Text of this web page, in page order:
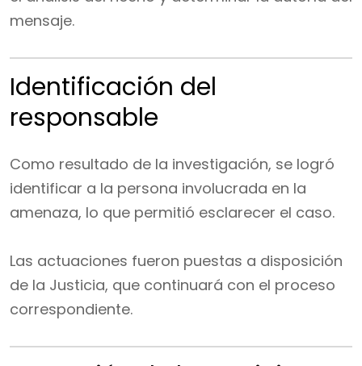
mensaje.
Identificación del
responsable
Como resultado de la investigación, se logró
identificar a la persona involucrada en la
amenaza, lo que permitió esclarecer el caso.
Las actuaciones fueron puestas a disposición
de la Justicia, que continuará con el proceso
correspondiente.